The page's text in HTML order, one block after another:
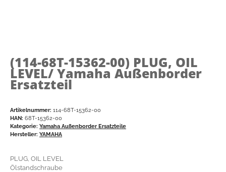
(114-68T-15362-00) PLUG, OIL
LEVEL/ Yamaha Außenborder
Ersatzteil
Artikelnummer: 114-68T-15362-00
HAN: 68T-15362-00
Kategorie: Yamaha Außenborder Ersatzteile
Hersteller: YAMAHA
PLUG, OIL LEVEL
Ölstandschraube